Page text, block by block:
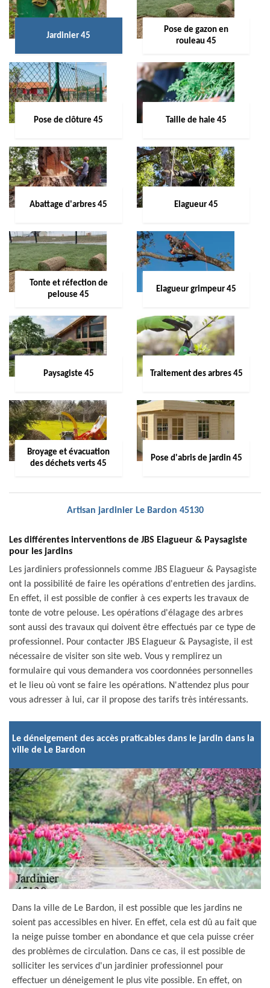
Jardinier 45
Pose de gazon en
rouleau 45
Pose de clôture 45 Taille de haie 45
Abattage d'arbres 45 Elagueur 45
Tonte et réfection de
pelouse 45
Elagueur grimpeur 45
Paysagiste 45 Traitement des arbres 45
Broyage et évacuation
des déchets verts 45
Pose d'abris de jardin 45
Artisan jardinier Le Bardon 45130
Les différentes interventions de JBS Elagueur & Paysagiste
pour les jardins
Les jardiniers professionnels comme JBS Elagueur & Paysagiste
ont la possibilité de faire les opérations d'entretien des jardins.
En effet, il est possible de confier à ces experts les travaux de
tonte de votre pelouse. Les opérations d'élagage des arbres
sont aussi des travaux qui doivent être effectués par ce type de
professionnel. Pour contacter JBS Elagueur & Paysagiste, il est
nécessaire de visiter son site web. Vous y remplirez un
formulaire qui vous demandera vos coordonnées personnelles
et le lieu où vont se faire les opérations. N'attendez plus pour
vous adresser à lui, car il propose des tarifs très intéressants.
Le déneigement des accès praticables dans le jardin dans la
ville de Le Bardon
Dans la ville de Le Bardon, il est possible que les jardins ne
soient pas accessibles en hiver. En effet, cela est dû au fait que
la neige puisse tomber en abondance et que cela puisse créer
des problèmes de circulation. Dans ce cas, il est possible de
solliciter les services d'un jardinier professionnel pour
effectuer un déneigement le plus vite possible. En effet, on